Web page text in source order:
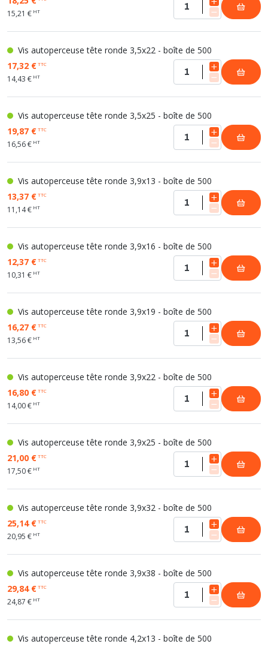
15,21 € HT
Vis autoperceuse tête ronde 3,5x22 - boîte de 500
17,32 €TTC
14,43 € HT
Vis autoperceuse tête ronde 3,5x25 - boîte de 500
19,87 €TTC
16,56 € HT
Vis autoperceuse tête ronde 3,9x13 - boîte de 500
13,37 €TTC
11,14 € HT
Vis autoperceuse tête ronde 3,9x16 - boîte de 500
12,37 €TTC
10,31 € HT
Vis autoperceuse tête ronde 3,9x19 - boîte de 500
16,27 €TTC
13,56 € HT
Vis autoperceuse tête ronde 3,9x22 - boîte de 500
16,80 €TTC
14,00 € HT
Vis autoperceuse tête ronde 3,9x25 - boîte de 500
21,00 €TTC
17,50 € HT
Vis autoperceuse tête ronde 3,9x32 - boîte de 500
25,14 €TTC
20,95 € HT
Vis autoperceuse tête ronde 3,9x38 - boîte de 500
29,84 €TTC
24,87 € HT
Vis autoperceuse tête ronde 4,2x13 - boîte de 500